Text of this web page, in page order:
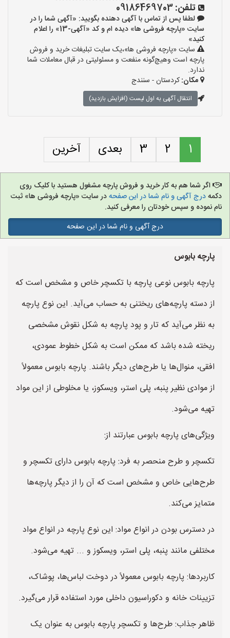
تلفن:09186469703
لطفا پس از تماس با آگهی دهنده بگویید: «آگهی شما را در
سایت «پارچه فروشی ها» دیده ام و کد «آگهی-13» را اعلام
کنید»
سایت «پارچه فروشی ها»،یک سایت تبلیغات خرید و فروش
پارچه است وهیچ‌گونه منفعت و مسئولیتی در قبال معاملات شما
ندارد.
مکان:کردستان - سنندج
انتقال آگهی به اول لیست (افزایش بازدید)
1
2
3 بعدی آخرین
اگر شما هم به کار خرید و فروش پارچه مشغول هستید با کلیک روی
دکمهدرج آگهی و نام شما در این صفحهدر سایت «پارچه فروشی ها» ثبت
نام نموده و سپس خودتان را معرفی کنید.
درج آگهی و نام شما در این صفحه
پارچه بابوس
پارچه بابوس نوعی پارچه با تکسچر خاص و مشخص است که
از دسته پارچه‌های ریختنی به حساب می‌آید. این نوع پارچه
به نظر می‌آید که تار و پود پارچه به شکل نقوش مشخصی
ریخته شده باشد که ممکن است به شکل خطوط عمودی،
افقی، منوال‌ها یا طرح‌های دیگر باشند. پارچه بابوس معمولاً
از موادی نظیر پنبه، پلی استر، ویسکوز، یا مخلوطی از این مواد
تهیه می‌شود.
ویژگی‌های پارچه بابوس عبارتند از:
تکسچر و طرح منحصر به فرد: پارچه بابوس دارای تکسچر و
طرح‌هایی خاص و مشخص است که آن را از دیگر پارچه‌ها
متمایز می‌کند.
در دسترس بودن در انواع مواد: این نوع پارچه در انواع مواد
مختلفی مانند پنبه، پلی استر، ویسکوز و ... تهیه می‌شود.
کاربردها: پارچه بابوس معمولاً در دوخت لباس‌ها، پوشاک،
تزیینات خانه و دکوراسیون داخلی مورد استفاده قرار می‌گیرد.
ظاهر جذاب: طرح‌ها و تکسچر پارچه بابوس به عنوان یک